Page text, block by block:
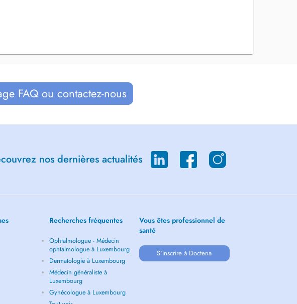
FAQ ou contactez-nous
nos dernières actualités
Recherches fréquentes
Ophtalmologue - Médecin
ophtalmologue à Luxembourg
Dermatologie à Luxembourg
Médecin généraliste à
Luxembourg
Gynécologue à Luxembourg
Vous êtes professionnel de
santé
S'inscrire à Doctena